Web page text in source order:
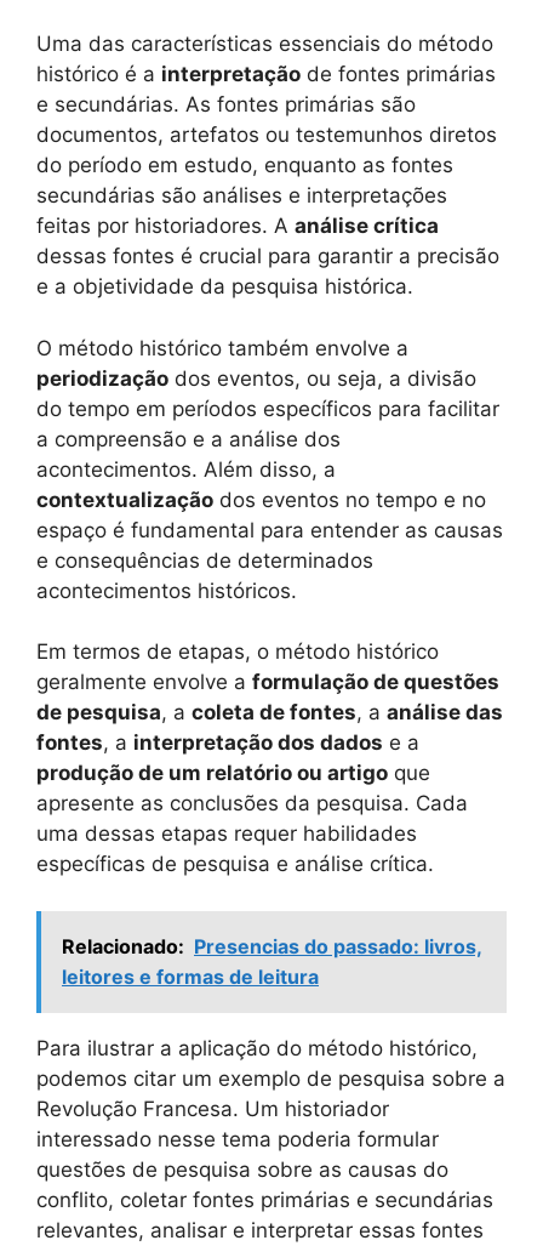
Uma das características essenciais do método
histórico é a interpretação de fontes primárias
e secundárias. As fontes primárias são
documentos, artefatos ou testemunhos diretos
do período em estudo, enquanto as fontes
secundárias são análises e interpretações
feitas por historiadores. A análise crítica
dessas fontes é crucial para garantir a precisão
e a objetividade da pesquisa histórica.
O método histórico também envolve a
periodização dos eventos, ou seja, a divisão
do tempo em períodos específicos para facilitar
a compreensão e a análise dos
acontecimentos. Além disso, a
contextualização dos eventos no tempo e no
espaço é fundamental para entender as causas
e consequências de determinados
acontecimentos históricos.
Em termos de etapas, o método histórico
geralmente envolve a formulação de questões
de pesquisa, a coleta de fontes, a análise das
fontes, a interpretação dos dados e a
produção de um relatório ou artigo que
apresente as conclusões da pesquisa. Cada
uma dessas etapas requer habilidades
específicas de pesquisa e análise crítica.
Relacionado: Presencias do passado: livros,
leitores e formas de leitura
Para ilustrar a aplicação do método histórico,
podemos citar um exemplo de pesquisa sobre a
Revolução Francesa. Um historiador
interessado nesse tema poderia formular
questões de pesquisa sobre as causas do
conflito, coletar fontes primárias e secundárias
relevantes, analisar e interpretar essas fontes